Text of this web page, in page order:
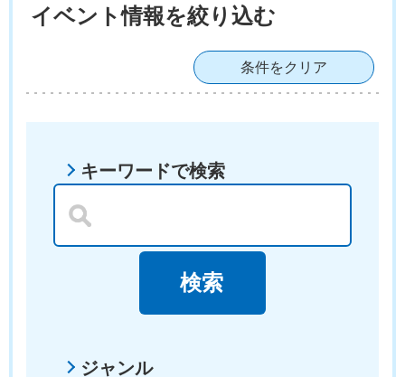
イベント情報を絞り込む
条件をクリア
キーワードで検索
ジャンル